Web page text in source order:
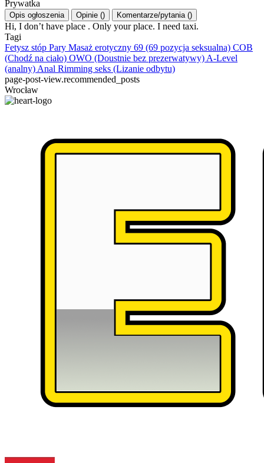
Prywatka
Opis ogłoszenia Opinie () Komentarze/pytania ()
Hi, I don’t have place . Only your place. I need taxi.
Tagi
Fetysz stóp Pary Masaż erotyczny 69 (69 pozycja seksualna) COB
(Chodź na ciało) OWO (Doustnie bez prezerwatywy) A-Level
(analny) Anal Rimming seks (Lizanie odbytu)
page-post-view.recommended_posts
Wrocław